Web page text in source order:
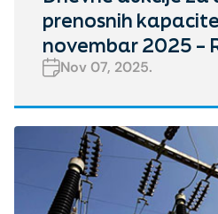
prenosnih
novembar 2025 –
Nov 07, 2025.